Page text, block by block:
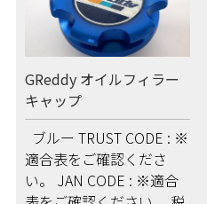
GReddy オイルフィラー
キャップ
ブルー TRUST CODE : ※
適合表をご確認くださ
い。 JAN CODE : ※適合